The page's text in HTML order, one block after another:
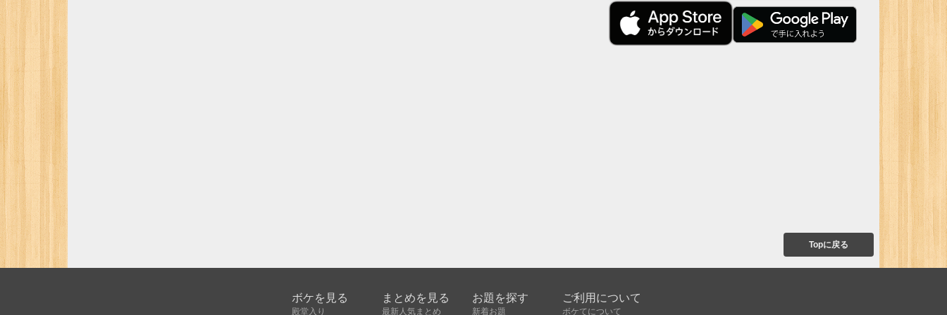
Topに戻る
ボケを見る
殿堂入り
まとめを見る
最新人気まとめ
お題を探す
新着お題
ご利用について
ボケてについて